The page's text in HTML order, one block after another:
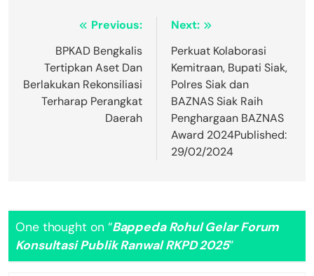
NavigasiPrevious:
BPKAD Bengkalis
Tertipkan Aset Dan
Berlakukan Rekonsiliasi
Terharap Perangkat
Daerah
Next:
Perkuat Kolaborasi
Kemitraan, Bupati Siak,
Polres Siak dan
BAZNAS Siak Raih
Penghargaan BAZNAS
Award 2024Published:
29/02/2024
One thought on “Bappeda Rohul Gelar Forum
Konsultasi Publik Ranwal RKPD 2025”